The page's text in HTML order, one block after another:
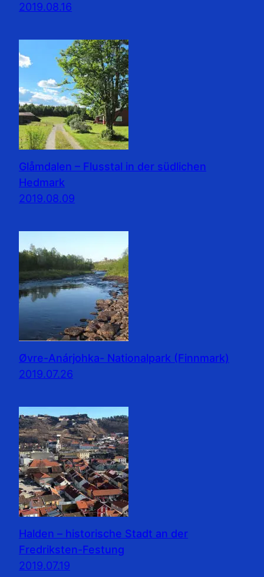
2019.08.16
Glåmdalen – Flusstal in der südlichen
Hedmark
2019.08.09
Øvre-Anárjohka- Nationalpark (Finnmark)
2019.07.26
Halden – historische Stadt an der
Fredriksten-Festung
2019.07.19